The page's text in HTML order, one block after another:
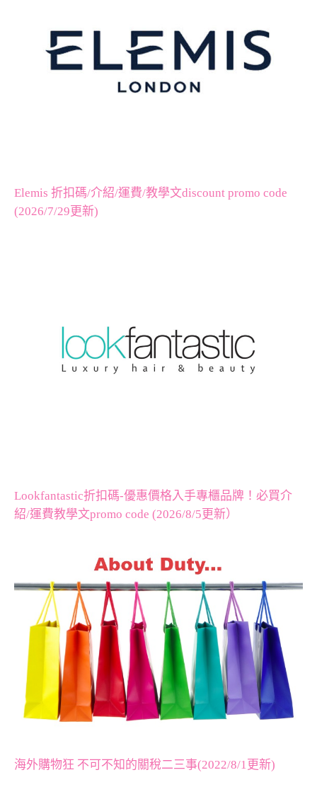
Elemis 折扣碼/介紹/運費/教學文discount promo code
(2026/7/29更新)
Lookfantastic折扣碼-優惠價格入手專櫃品牌！必買介
紹/運費教學文promo code (2026/8/5更新）
海外購物狂 不可不知的關稅二三事(2022/8/1更新)